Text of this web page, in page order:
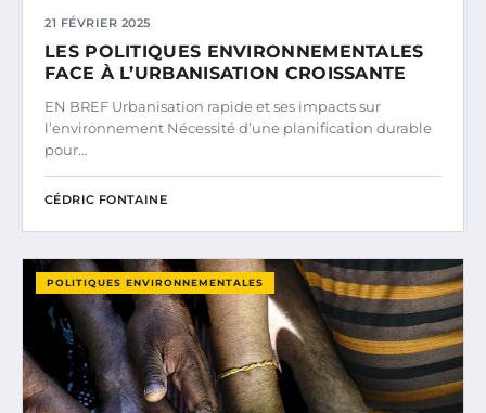
21 FÉVRIER 2025
LES POLITIQUES ENVIRONNEMENTALES
FACE À L’URBANISATION CROISSANTE
EN BREF Urbanisation rapide et ses impacts sur
l’environnement Nécessité d’une planification durable
pour…
CÉDRIC FONTAINE
POLITIQUES ENVIRONNEMENTALES